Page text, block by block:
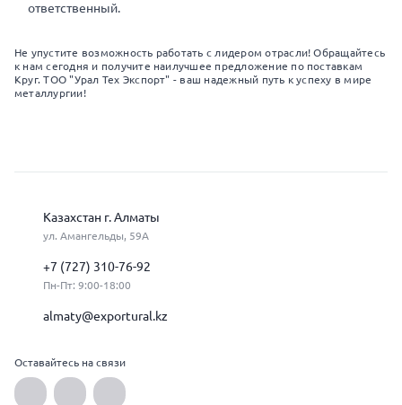
ответственный.
Не упустите возможность работать с лидером отрасли! Обращайтесь
к нам сегодня и получите наилучшее предложение по поставкам
Круг. ТОО "Урал Тех Экспорт" - ваш надежный путь к успеху в мире
металлургии!
Казахстан г. Алматы
ул. Амангельды, 59А
+7 (727) 310-76-92
Пн-Пт: 9:00-18:00
almaty@exportural.kz
Оставайтесь на связи